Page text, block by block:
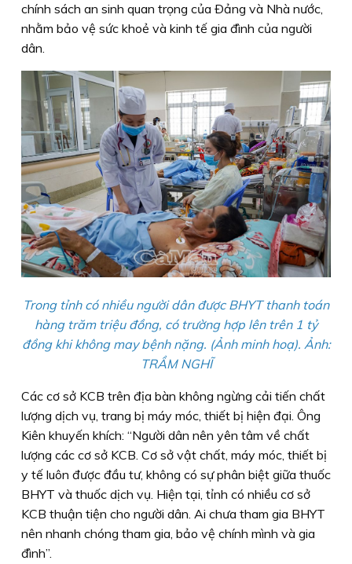
chính sách an sinh quan trọng của Ðảng và Nhà nước,
nhằm bảo vệ sức khoẻ và kinh tế gia đình của người
dân.
Trong tỉnh có nhiều người dân được BHYT thanh toán
hàng trăm triệu đồng, có trường hợp lên trên 1 tỷ
đồng khi không may bệnh nặng. (Ảnh minh hoạ). Ảnh:
TRẦM NGHĨ
Các cơ sở KCB trên địa bàn không ngừng cải tiến chất
lượng dịch vụ, trang bị máy móc, thiết bị hiện đại. Ông
Kiên khuyến khích: “Người dân nên yên tâm về chất
lượng các cơ sở KCB. Cơ sở vật chất, máy móc, thiết bị
y tế luôn được đầu tư, không có sự phân biệt giữa thuốc
BHYT và thuốc dịch vụ. Hiện tại, tỉnh có nhiều cơ sở
KCB thuận tiện cho người dân. Ai chưa tham gia BHYT
nên nhanh chóng tham gia, bảo vệ chính mình và gia
đình”.